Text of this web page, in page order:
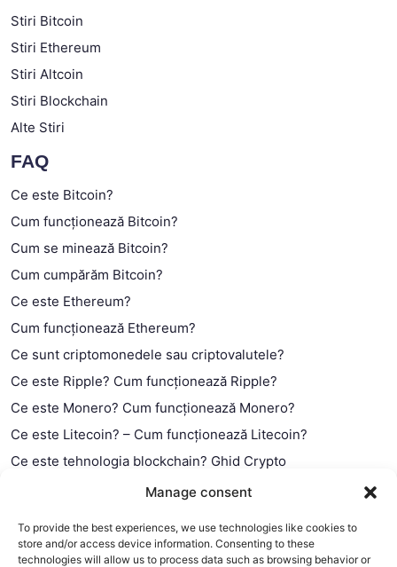
Manage consent
To provide the best experiences, we use technologies like cookies to
store and/or access device information. Consenting to these
technologies will allow us to process data such as browsing behavior or
Stiri Bitcoin
Stiri Ethereum
Stiri Altcoin
Stiri Blockchain
Alte Stiri
FAQ
Ce este Bitcoin?
Cum funcționează Bitcoin?
Cum se minează Bitcoin?
Cum cumpărăm Bitcoin?
Ce este Ethereum?
Cum funcționează Ethereum?
Ce sunt criptomonedele sau criptovalutele?
Ce este Ripple? Cum funcționează Ripple?
Ce este Monero? Cum funcționează Monero?
Ce este Litecoin? – Cum funcționează Litecoin?
Ce este tehnologia blockchain? Ghid Crypto
Ce este contractul smart?